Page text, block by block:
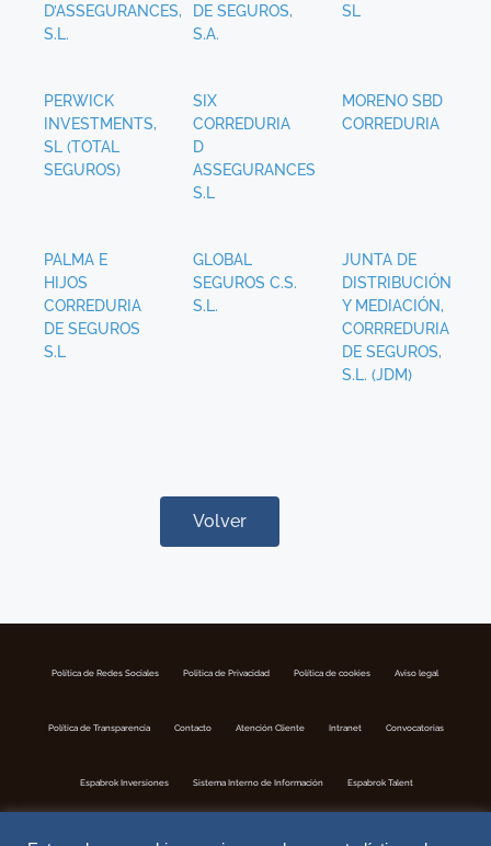
D’ASSEGURANCES,
S.L.
DE SEGUROS,
S.A.
SL
PERWICK
INVESTMENTS,
SL (TOTAL
SEGUROS)
SIX
CORREDURIA
D
ASSEGURANCES
S.L
MORENO SBD
CORREDURIA
PALMA E
HIJOS
CORREDURIA
DE SEGUROS
S.L
GLOBAL
SEGUROS C.S.
S.L.
JUNTA DE
DISTRIBUCIÓN
Y MEDIACIÓN,
CORRREDURIA
DE SEGUROS,
S.L. (JDM)
Volver
Política de Redes Sociales Politica de Privacidad Política de cookies Aviso legal
Política de Transparencia Contacto Atención Cliente Intranet Convocatorias
Espabrok Inversiones Sistema Interno de Información Espabrok Talent